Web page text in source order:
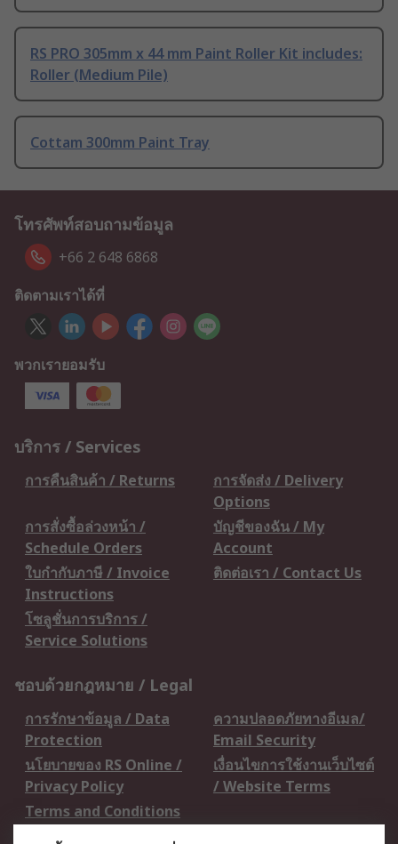
RS PRO 305mm x 44 mm Paint Roller Kit includes:
Roller (Medium Pile)
Cottam 300mm Paint Tray
โทรศัพท์สอบถามข้อมูล
+66 2 648 6868
ติดตามเราได้ที่
พวกเรายอมรับ
บริการ / Services
การคืนสินค้า / Returns
การจัดส่ง / Delivery
Options
การสั่งซื้อล่วงหน้า /
Schedule Orders
บัญชีของฉัน / My
Account
ใบกำกับภาษี / Invoice
Instructions
ติดต่อเรา / Contact Us
โซลูชั่นการบริการ /
Service Solutions
ชอบด้วยกฎหมาย / Legal
การรักษาข้อมูล / Data
Protection
ความปลอดภัยทางอีเมล/
Email Security
นโยบายของ RS Online /
Privacy Policy
เงื่อนไขการใช้งานเว็บไซต์
/ Website Terms
Terms and Conditions